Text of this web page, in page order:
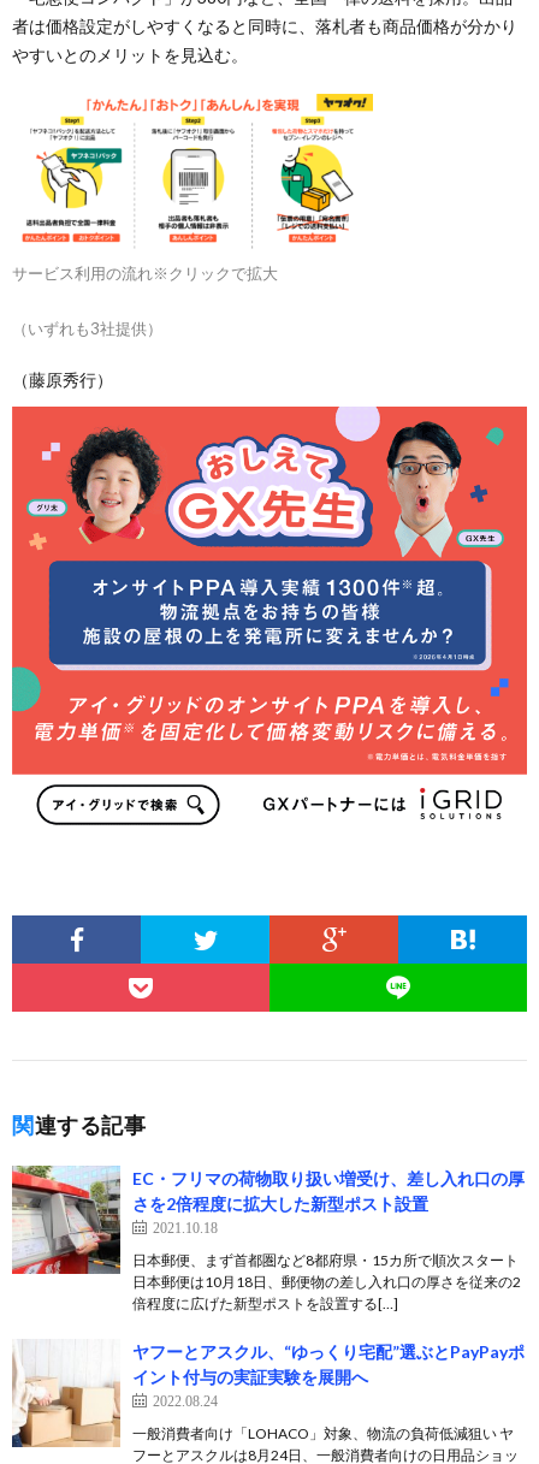
者は価格設定がしやすくなると同時に、落札者も商品価格が分かり
やすいとのメリットを見込む。
サービス利用の流れ※クリックで拡大
（いずれも3社提供）
（藤原秀行）
関連する記事
EC・フリマの荷物取り扱い増受け、差し入れ口の厚
さを2倍程度に拡大した新型ポスト設置
2021.10.18
日本郵便、まず首都圏など8都府県・15カ所で順次スタート
日本郵便は10月18日、郵便物の差し入れ口の厚さを従来の2
倍程度に広げた新型ポストを設置する[…]
ヤフーとアスクル、“ゆっくり宅配”選ぶとPayPayポ
イント付与の実証実験を展開へ
2022.08.24
一般消費者向け「LOHACO」対象、物流の負荷低減狙い ヤ
フーとアスクルは8月24日、一般消費者向けの日用品ショッ